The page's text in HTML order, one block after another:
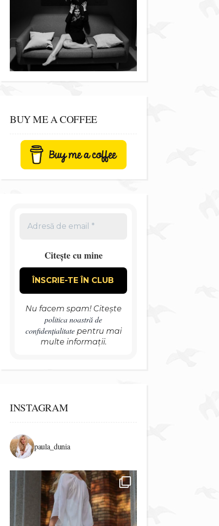
BUY ME A COFFEE
Citește cu mine
Nu facem spam! Citește
politica noastră de
confidențialitatepentru mai
multe informații.
INSTAGRAM
paula_dunia